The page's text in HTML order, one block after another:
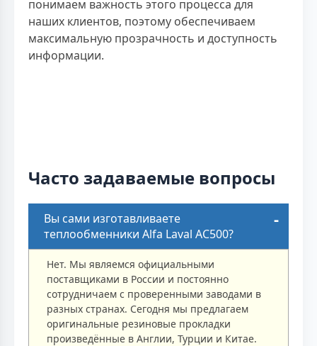
понимаем важность этого процесса для
наших клиентов, поэтому обеспечиваем
максимальную прозрачность и доступность
информации.
Часто задаваемые вопросы
Вы сами изготавливаете
теплообменники Alfa Laval AC500?
Нет. Мы являемся официальными
поставщиками в России и постоянно
сотрудничаем с проверенными заводами в
разных странах. Сегодня мы предлагаем
оригинальные резиновые прокладки
произведённые в Англии, Турции и Китае.